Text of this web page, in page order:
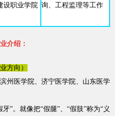
设职业学院 询、工程监理等工作
介绍：
方向）
州医学院、济宁医学院、山东医学
”。就像把“假腿”、“假肢”称为“义